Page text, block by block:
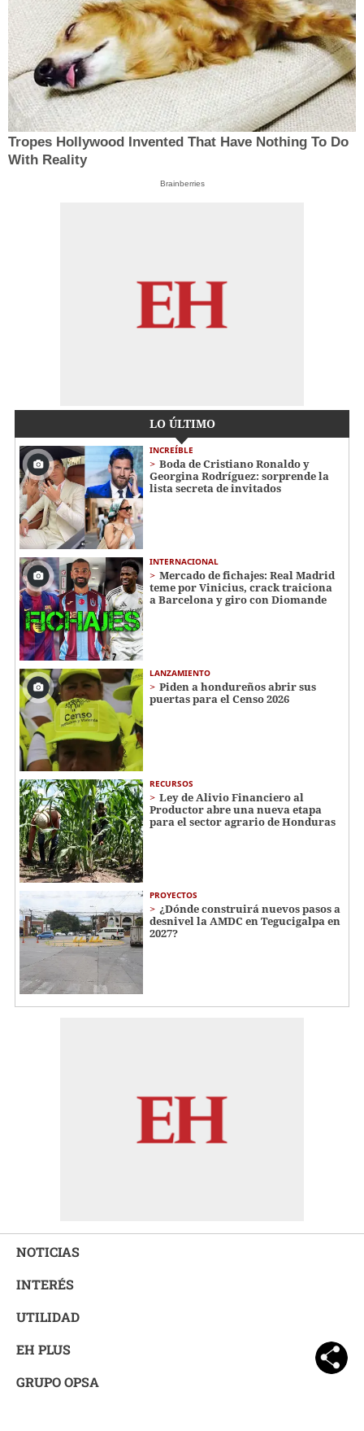
Tropes Hollywood Invented That Have Nothing To Do
With Reality
Brainberries
LO ÚLTIMO
INCREÍBLE
Boda de Cristiano Ronaldo y
Georgina Rodríguez: sorprende la
lista secreta de invitados
INTERNACIONAL
Mercado de fichajes: Real Madrid
teme por Vinicius, crack traiciona
a Barcelona y giro con Diomande
LANZAMIENTO
Piden a hondureños abrir sus
puertas para el Censo 2026
RECURSOS
Ley de Alivio Financiero al
Productor abre una nueva etapa
para el sector agrario de Honduras
PROYECTOS
¿Dónde construirá nuevos pasos a
desnivel la AMDC en Tegucigalpa en
2027?
NOTICIAS
INTERÉS
UTILIDAD
EH PLUS
GRUPO OPSA